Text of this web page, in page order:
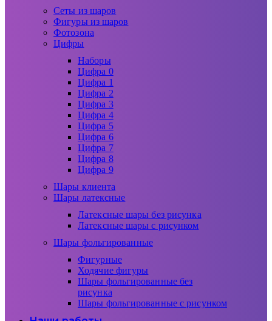
Сеты из шаров
Фигуры из шаров
Фотозона
Цифры
Наборы
Цифра 0
Цифра 1
Цифра 2
Цифра 3
Цифра 4
Цифра 5
Цифра 6
Цифра 7
Цифра 8
Цифра 9
Шары клиента
Шары латексные
Латексные шары без рисунка
Латексные шары с рисунком
Шары фольгированные
Фигурные
Ходячие фигуры
Шары фольгированные без
рисунка
Шары фольгированные с рисунком